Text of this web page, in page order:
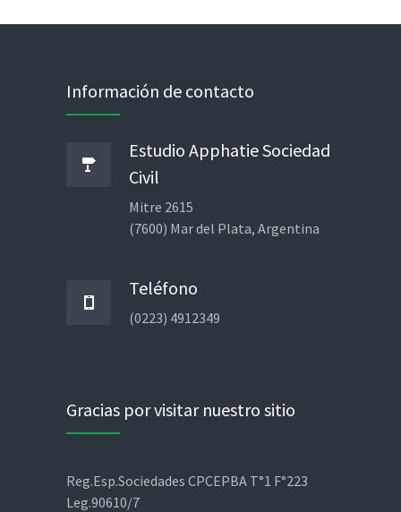
Información de contacto
Estudio Apphatie Sociedad
Civil
Mitre 2615
(7600) Mar del Plata, Argentina
Teléfono
(0223) 4912349
Gracias por visitar nuestro sitio
Reg.Esp.Sociedades CPCEPBA T°1 F°223
Leg.90610/7